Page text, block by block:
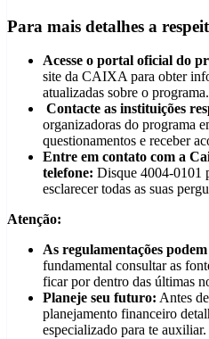
Para mais detalhes a
Acesse o portal oficial do
site da CAIXA para obter
atualizadas sobre o programa.
Contacte as instituições
organizadoras do programa
questionamentos e receber
Entre em contato com a
telefone: Disque 4004-0101
esclarecer todas as suas
Atenção:
As regulamentações
fundamental consultar as
ficar por dentro das últimas
Planeje seu futuro: Antes
planejamento financeiro
especializado para te auxiliar.